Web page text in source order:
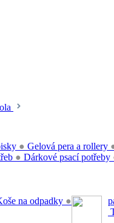
● Gelová pera a rollery
● Dárkové psací potřeby
na odpadky ●